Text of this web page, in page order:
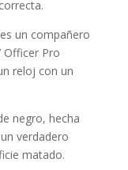
un compañero
Officer Pro
reloj con un
negro, hecha
verdadero
matado.